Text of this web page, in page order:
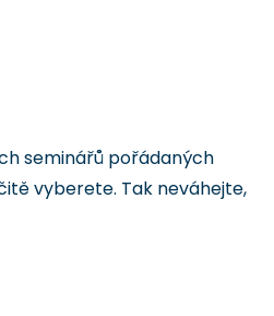
seminářů pořádaných
vyberete. Tak neváhejte,